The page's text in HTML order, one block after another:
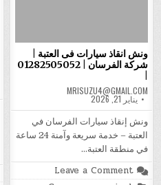
ونش انقاذ سيارات فى العتبة |
شركة الفرسان | 01282505052
MRISUZU4@GMAIL.COM
يناير 21, 2026
ونش إنقاذ سيارات الفرسان في
العتبة – خدمة سريعة وآمنة 24 ساعة
في منطقة العتبة…
Leave a Comment
ونش